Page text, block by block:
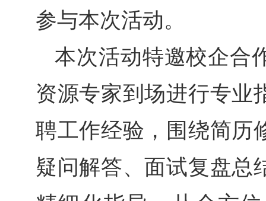
参与本次活动。
本次活动特邀校企合
资源专家到场进行专业
聘工作经验，围绕简历
疑问解答、面试复盘总